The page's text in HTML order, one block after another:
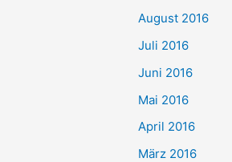
August 2016
Juli 2016
Juni 2016
Mai 2016
April 2016
März 2016